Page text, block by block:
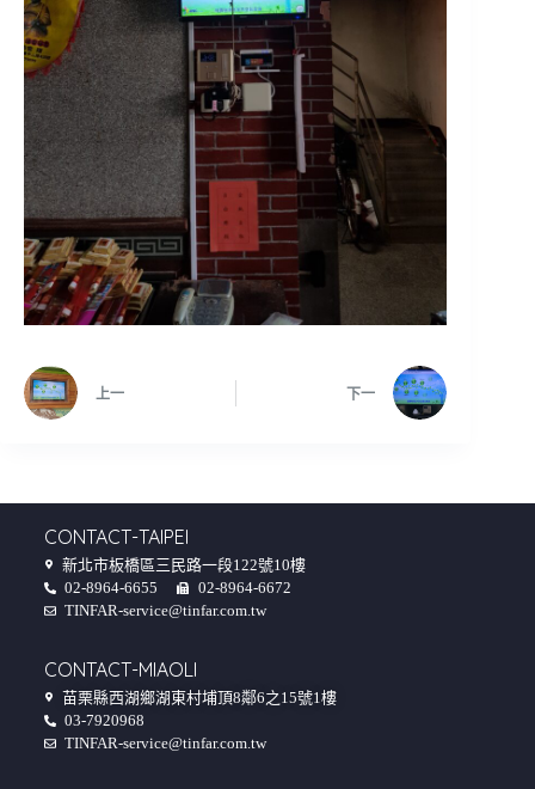
上一 下一
CONTACT-TAIPEI
新北市板橋區三民路一段122號10樓
02-8964-6655
02-8964-6672
TINFAR-service@tinfar.com.tw
CONTACT-MIAOLI
苗栗縣西湖鄉湖東村埔頂8鄰6之15號1樓
03-7920968
TINFAR-service@tinfar.com.tw